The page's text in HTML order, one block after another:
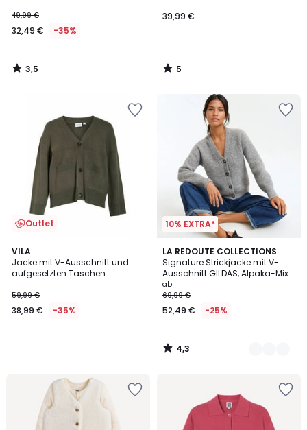
€
Statt
€
35%
49,99 €
32,49 € -35%
3,5
/
39,99 €
5
/
Outlet
VILA
Jacke mit V-Ausschnitt und
aufgesetzten Taschen
59,99 €
38,99 € -35%
10% EXTRA*
LA REDOUTE COLLECTIONS
Signature Strickjacke mit V-
Ausschnitt GILDAS, Alpaka-Mix
ab
69,99 €
52,49 € -25%
4,3
/ 5
6
Farben
4,3
/